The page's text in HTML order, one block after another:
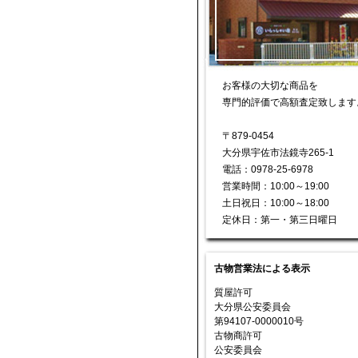
お客様の大切な商品を
専門的評価で高額査定致しま
〒879-0454
大分県宇佐市法鏡寺265-1
電話：0978-25-6978
営業時間：10:00～19:00
土日祝日：10:00～18:00
定休日：第一・第三日曜日
古物営業法による表示
質屋許可
大分県公安委員会
第94107-0000010号
古物商許可
公安委員会